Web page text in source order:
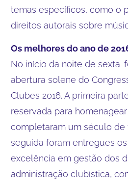
temas específicos, como o
direitos autorais sobre
Os melhores do ano de
No início da noite de sexta-
abertura solene do
Clubes 2016. A primeira
reservada para
completaram um século de
seguida foram entregues
excelência em gestão dos
administração clubística,